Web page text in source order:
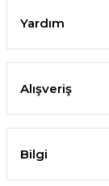
Yardım
Alışveriş
Bilgi